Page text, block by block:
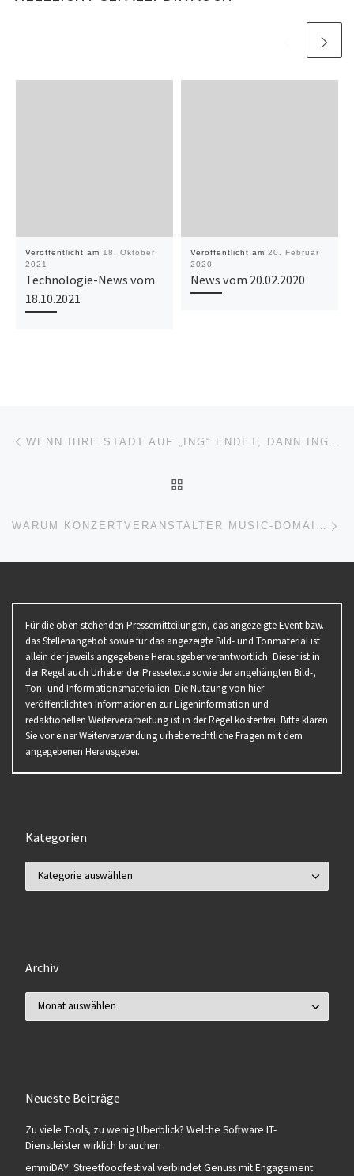
Veröffentlicht am 18. Oktober
2021
Technologie-News vom
18.10.2021
Veröffentlicht am 20. Februar
2020
News vom 20.02.2020
Beitragsnavigation
WARUM KONZERTVERANSTALTER MUSIC-DOMAINS VERWENDEN SOLLTEN…
Für die oben stehenden Pressemitteilungen, das angezeigte Event bzw.
das Stellenangebot sowie für das angezeigte Bild- und Tonmaterial ist
allein der jeweils angegebene Herausgeber verantwortlich. Dieser ist in
der Regel auch Urheber der Pressetexte sowie der angehängten Bild-,
Ton- und Informationsmaterialien. Die Nutzung von hier
veröffentlichten Informationen zur Eigeninformation und
redaktionellen Weiterverarbeitung ist in der Regel kostenfrei. Bitte klären
Sie vor einer Weiterverwendung urheberrechtliche Fragen mit dem
angegebenen Herausgeber.
Kategorien
Archiv
Neueste Beiträge
Zu viele Tools, zu wenig Überblick? Welche Software IT-
Dienstleister wirklich brauchen
emmiDAY: Streetfoodfestival verbindet Genuss mit Engagement